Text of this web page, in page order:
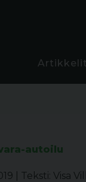
Artikkelit
autoilu
Teksti: Visa